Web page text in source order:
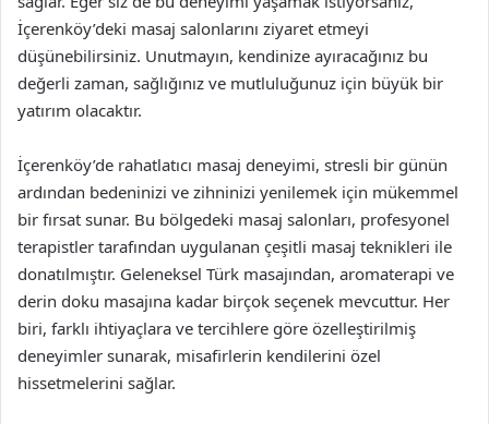
İçerenköy’deki masaj salonlarını ziyaret etmeyi
düşünebilirsiniz. Unutmayın, kendinize ayıracağınız bu
değerli zaman, sağlığınız ve mutluluğunuz için büyük bir
yatırım olacaktır.
İçerenköy’de rahatlatıcı masaj deneyimi, stresli bir günün
ardından bedeninizi ve zihninizi yenilemek için mükemmel
bir fırsat sunar. Bu bölgedeki masaj salonları, profesyonel
terapistler tarafından uygulanan çeşitli masaj teknikleri ile
donatılmıştır. Geleneksel Türk masajından, aromaterapi ve
derin doku masajına kadar birçok seçenek mevcuttur. Her
biri, farklı ihtiyaçlara ve tercihlere göre özelleştirilmiş
deneyimler sunarak, misafirlerin kendilerini özel
hissetmelerini sağlar.